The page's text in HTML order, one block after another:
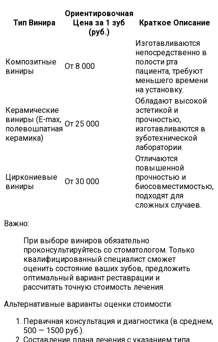
Тип Винира
Ориентировочная
Цена за 1 зуб
(руб.)
Краткое Описание
Композитные
виниры
От 8 000
Изготавливаются
непосредственно в
полости рта
пациента, требуют
меньшего времени
на установку.
Керамические
виниры (E-max,
полевошпатная
керамика)
От 25 000
Обладают высокой
эстетикой и
прочностью,
изготавливаются в
зуботехнической
лаборатории.
Циркониевые
виниры
От 30 000
Отличаются
повышенной
прочностью и
биосовместимостью,
подходят для
сложных случаев.
Важно:
При выборе виниров обязательно
проконсультируйтесь со стоматологом. Только
квалифицированный специалист сможет
оценить состояние ваших зубов, предложить
оптимальный вариант реставрации и
рассчитать точную стоимость лечения.
Альтернативные варианты оценки стоимости:
Первичная консультация и диагностика (в среднем,
500 — 1500 руб.).
Составление плана лечения с указанием типа